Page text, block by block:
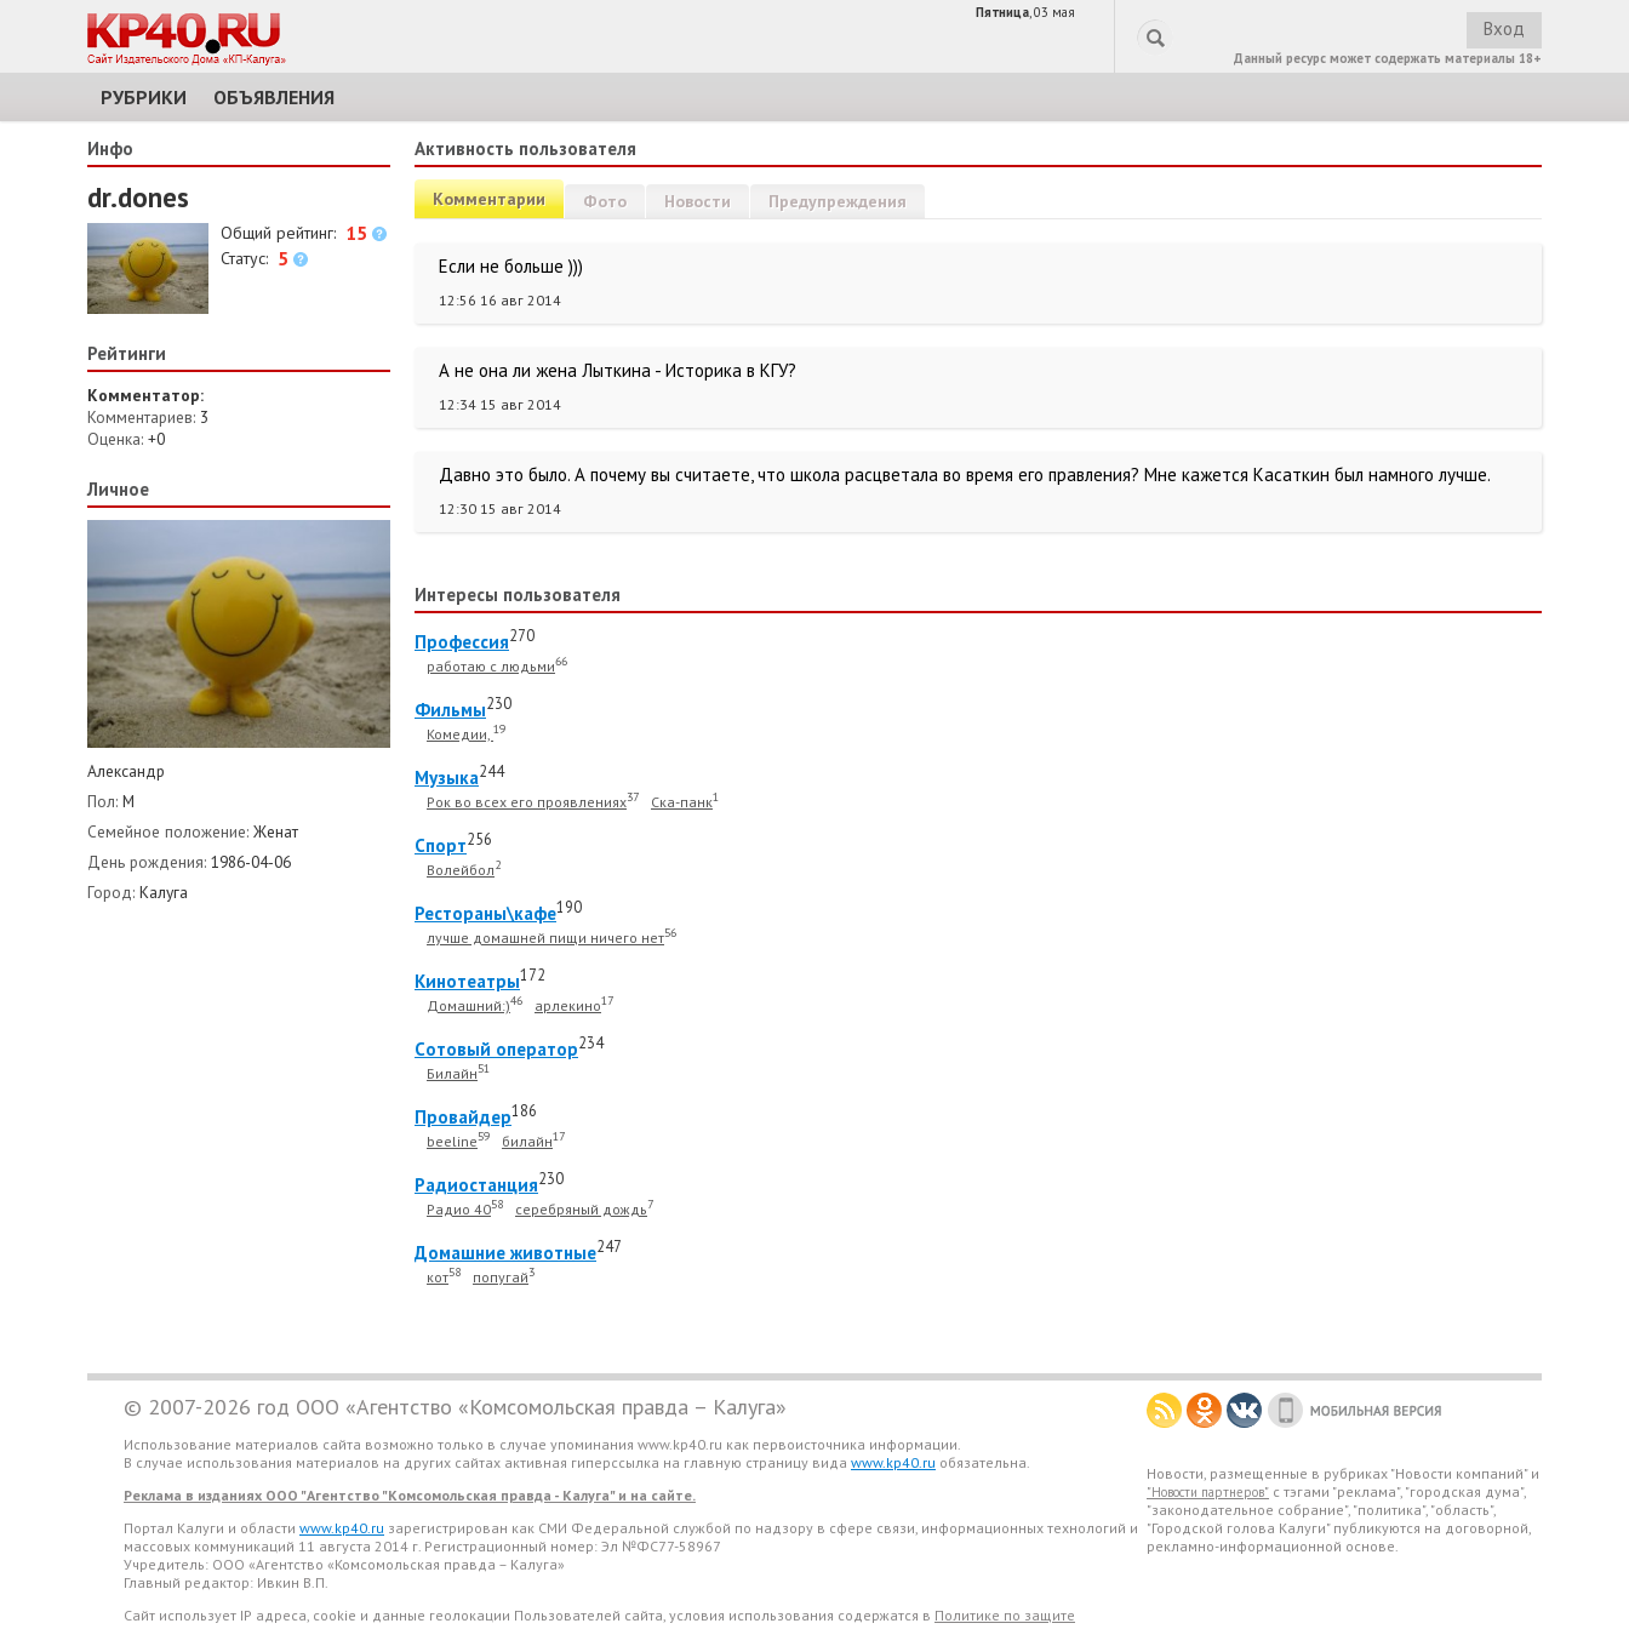
Пятница, 03 мая
Вход
Данный ресурс может содержать материалы 18+
РУБРИКИ ОБЪЯВЛЕНИЯ
Инфо
dr.dones
Общий рейтинг: 15
Статус: 5
Рейтинги
Комментатор:
Комментариев: 3
Оценка: +0
Личное
Александр
Пол: М
Семейное положение: Женат
День рождения: 1986-04-06
Город: Калуга
Активность пользователя
Комментарии Фото Новости Предупреждения
Если не больше )))
12:56 16 авг 2014
А не она ли жена Лыткина - Историка в КГУ?
12:34 15 авг 2014
Давно это было. А почему вы считаете, что школа расцветала во время его правления? Мне кажется Касаткин был намного лучше.
12:30 15 авг 2014
Интересы пользователя
Профессия270
работаю с людьми66
Фильмы230
Комедии, 19
Музыка244
Рок во всех его проявлениях37 Ска-панк1
Спорт256
Волейбол2
Рестораны\кафе190
лучше домашней пищи ничего нет56
Кинотеатры172
Домашний:)46 арлекино17
Cотовый оператор234
Билайн51
Провайдер186
beeline59 билайн17
Радиостанция230
Радио 4058 серебряный дождь7
Домашние животные247
кот58 попугай3
© 2007-2026 год ООО «Агентство «Комсомольская правда – Калуга»
Использование материалов сайта возможно только в случае упоминания www.kp40.ru как первоисточника информации.
В случае использования материалов на других сайтах активная гиперссылка на главную страницу вида www.kp40.ru обязательна.
Реклама в изданиях ООО "Агентство "Комсомольская правда - Калуга" и на сайте.
Портал Калуги и области www.kp40.ru зарегистрирован как СМИ Федеральной службой по надзору в сфере связи, информационных технологий и
массовых коммуникаций 11 августа 2014 г. Регистрационный номер: Эл №ФС77-58967
Учредитель: ООО «Агентство «Комсомольская правда – Калуга»
Главный редактор: Ивкин В.П.
Сайт использует IP адреса, cookie и данные геолокации Пользователей сайта, условия использования содержатся в Политике по защите
Новости, размещенные в рубриках "Новости компаний" и
"Новости партнеров" с тэгами "реклама", "городская дума",
"законодательное собрание", "политика", "область",
"Городской голова Калуги" публикуются на договорной,
рекламно-информационной основе.